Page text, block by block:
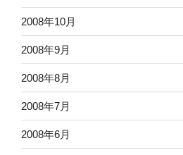
2008年10月
2008年9月
2008年8月
2008年7月
2008年6月